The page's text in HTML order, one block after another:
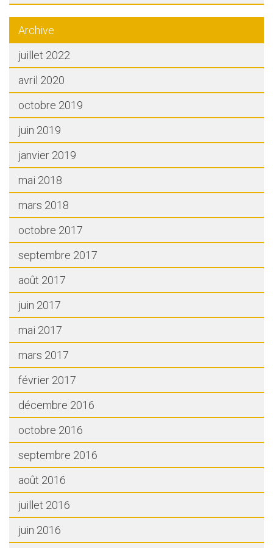
Archive
juillet 2022
avril 2020
octobre 2019
juin 2019
janvier 2019
mai 2018
mars 2018
octobre 2017
septembre 2017
août 2017
juin 2017
mai 2017
mars 2017
février 2017
décembre 2016
octobre 2016
septembre 2016
août 2016
juillet 2016
juin 2016